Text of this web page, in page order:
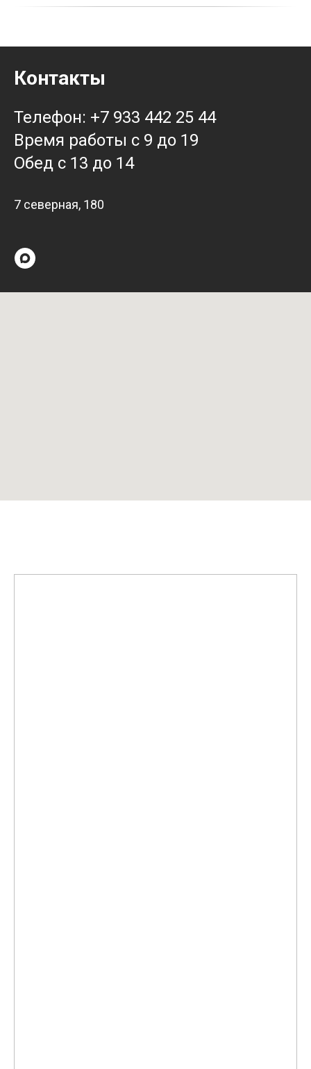
Контакты
Телефон: +7 933 442 25 44
Время работы с 9 до 19
Обед с 13 до 14
7 северная, 180